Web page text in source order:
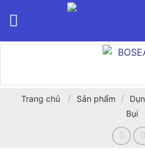
Trang chủ / Sản phẩm /
Bụi